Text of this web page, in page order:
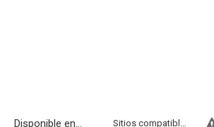
Disponible en...
Sitios compatibles